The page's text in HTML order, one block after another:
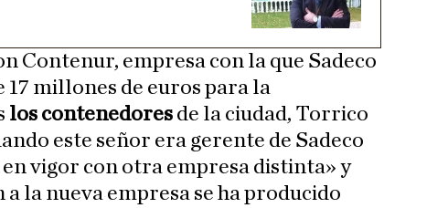
Contenur, empresa con la que Sadeco
millones de euros para la
los contenedores de la ciudad, Torrico
este señor era gerente de Sadeco
vigor con otra empresa distinta» y
la nueva empresa se ha producido